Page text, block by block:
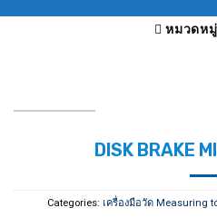
หมวดห
DISK BRAKE
Categories: เครื่องมือวัด Measuring